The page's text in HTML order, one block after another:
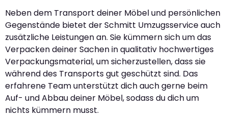
Neben dem Transport deiner Möbel und persönlichen
Gegenstände bietet der Schmitt Umzugsservice auch
zusätzliche Leistungen an. Sie kümmern sich um das
Verpacken deiner Sachen in qualitativ hochwertiges
Verpackungsmaterial, um sicherzustellen, dass sie
während des Transports gut geschützt sind. Das
erfahrene Team unterstützt dich auch gerne beim
Auf- und Abbau deiner Möbel, sodass du dich um
nichts kümmern musst.